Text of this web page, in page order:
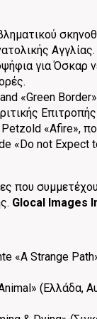
Αγγλίας.
για
«Green
«Afire»,
«Do not
που
Glocal Images
«A Strange
(Ελλάδα,